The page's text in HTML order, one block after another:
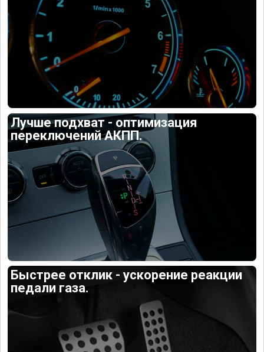
Лучше подхват - оптимизация
переключений АКПП.
Быстрее отклик - ускорение реакции
педали газа.